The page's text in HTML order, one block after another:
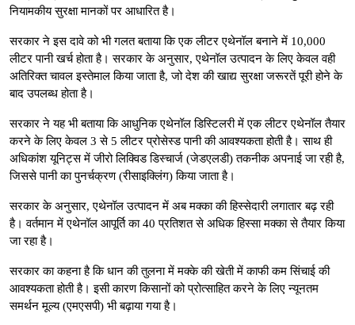
नियामकीय सुरक्षा मानकों पर आधारित है।
सरकार ने इस दावे को भी गलत बताया कि एक लीटर एथेनॉल बनाने में 10,000
लीटर पानी खर्च होता है। सरकार के अनुसार, एथेनॉल उत्पादन के लिए केवल वही
अतिरिक्त चावल इस्तेमाल किया जाता है, जो देश की खाद्य सुरक्षा जरूरतें पूरी होने के
बाद उपलब्ध होता है।
सरकार ने यह भी बताया कि आधुनिक एथेनॉल डिस्टिलरी में एक लीटर एथेनॉल तैयार
करने के लिए केवल 3 से 5 लीटर प्रोसेस्ड पानी की आवश्यकता होती है। साथ ही
अधिकांश यूनिट्स में जीरो लिक्विड डिस्चार्ज (जेडएलडी) तकनीक अपनाई जा रही है,
जिससे पानी का पुनर्चक्रण (रीसाइक्लिंग) किया जाता है।
सरकार के अनुसार, एथेनॉल उत्पादन में अब मक्का की हिस्सेदारी लगातार बढ़ रही
है। वर्तमान में एथेनॉल आपूर्ति का 40 प्रतिशत से अधिक हिस्सा मक्का से तैयार किया
जा रहा है।
सरकार का कहना है कि धान की तुलना में मक्के की खेती में काफी कम सिंचाई की
आवश्यकता होती है। इसी कारण किसानों को प्रोत्साहित करने के लिए न्यूनतम
समर्थन मूल्य (एमएसपी) भी बढ़ाया गया है।